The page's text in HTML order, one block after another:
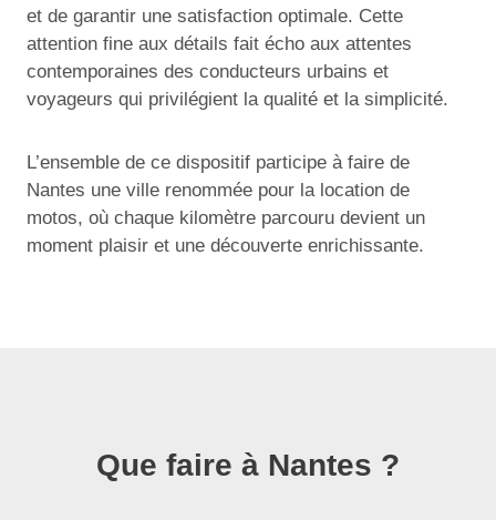
et de garantir une satisfaction optimale. Cette
attention fine aux détails fait écho aux attentes
contemporaines des conducteurs urbains et
voyageurs qui privilégient la qualité et la simplicité.
L’ensemble de ce dispositif participe à faire de
Nantes une ville renommée pour la location de
motos, où chaque kilomètre parcouru devient un
moment plaisir et une découverte enrichissante.
Que faire à Nantes ?